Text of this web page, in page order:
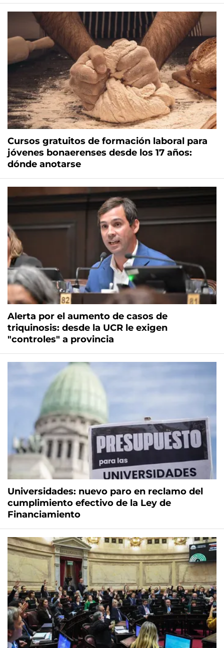
Cursos gratuitos de formación laboral para
jóvenes bonaerenses desde los 17 años:
dónde anotarse
Alerta por el aumento de casos de
triquinosis: desde la UCR le exigen
"controles" a provincia
Universidades: nuevo paro en reclamo del
cumplimiento efectivo de la Ley de
Financiamiento